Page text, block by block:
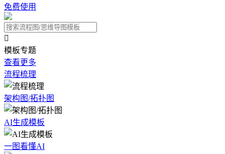
免费使用

模板专题
查看更多
流程梳理
架构图/拓扑图
AI生成模板
一图看懂AI